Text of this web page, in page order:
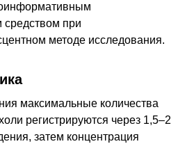
средством при
методе исследования.
максимальные количества
регистрируются через 1,5–2
затем концентрация